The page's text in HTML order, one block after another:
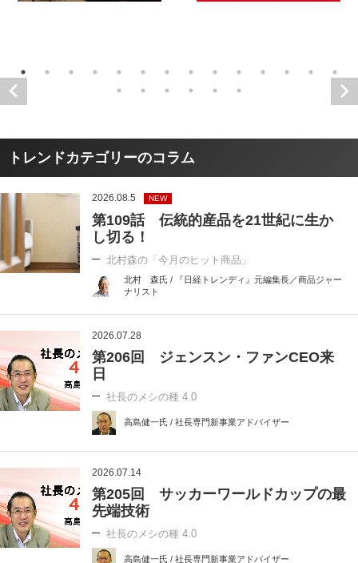
トレンドカテゴリーのコラム
2026.08.5 NEW
第109話 伝統的産品を21世紀に生か
し切る！
北村森の「今月のヒット商品」
北村 森氏 / 『日経トレンディ』元編集長／商品ジャー
ナリスト
2026.07.28
第206回 ジェンスン・ファンCEO来
日
社長のメシの種 4.0
高島健一氏 / 社長専門新事業アドバイザー
2026.07.14
第205回 サッカーワールドカップの最
先端技術
社長のメシの種 4.0
高島健一氏 / 社長専門新事業アドバイザー